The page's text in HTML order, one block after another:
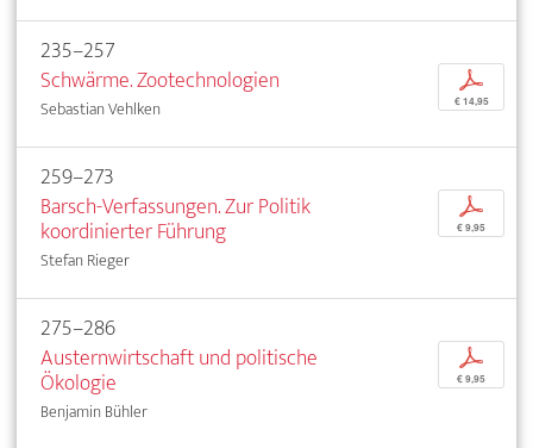
235–257
Schwärme. Zootechnologien
Sebastian Vehlken
p
€ 14,95
259–273
Barsch-Verfassungen. Zur Politik
koordinierter Führung
Stefan Rieger
p
€ 9,95
275–286
Austernwirtschaft und politische
Ökologie
Benjamin Bühler
p
€ 9,95